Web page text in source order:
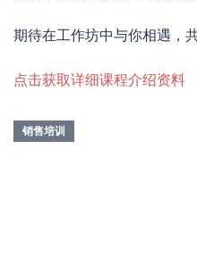
期待在工作坊中与你相遇，
点击获取详细课程介绍资料
销售培训